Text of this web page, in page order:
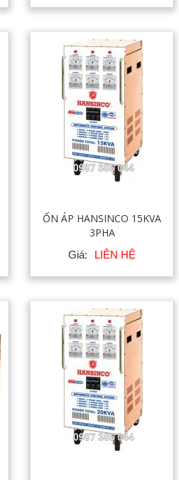
ỔN ÁP HANSINCO 15KVA
3PHA
Giá: LIÊN HỆ